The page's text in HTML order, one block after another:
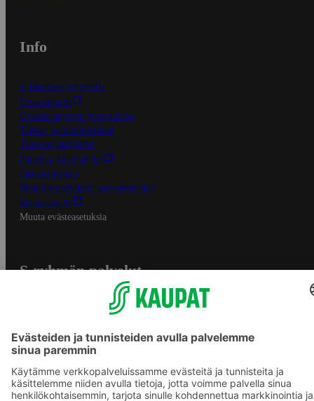
Info
S-Business yrityksille
Oiva-raportit
Osuuskauppojen yhteystiedot
Tilaus- ja toimitusehdot
Tietosuojakäytäntö
Palvelun käyttöehdot
Saavutettavuus
Mobiilisovelluksen saavutettavuus
Mainostajalle
Muuta evästeasetuksia
S-ryhmän palvelut
Yhteishyvä Ruoka -sovellus
S-ostoslista -sovellus
Prisma.fi
Sokos.fi